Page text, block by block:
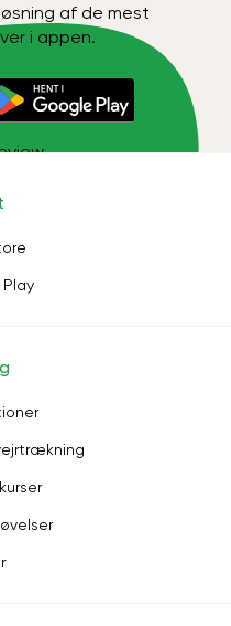
af de mest
i appen.